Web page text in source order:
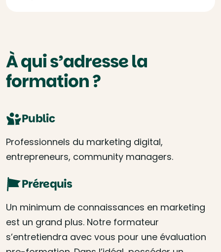
À qui s’adresse la
formation ?
Public
Professionnels du marketing digital,
entrepreneurs, community managers.
Prérequis
Un minimum de connaissances en marketing
est un grand plus. Notre formateur
s’entretiendra avec vous pour une évaluation